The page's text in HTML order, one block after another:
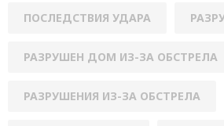
ПОСЛЕДСТВИЯ УДАРА
РАЗРУШЕН ДОМ ИЗ-ЗА ОБСТРЕЛА
РАЗРУШЕНИЯ ИЗ-ЗА ОБСТРЕЛА